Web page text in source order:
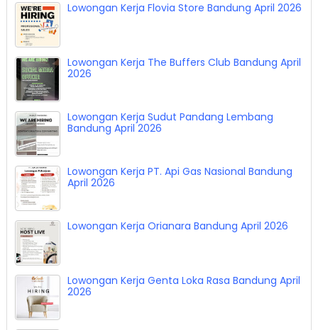
Lowongan Kerja Flovia Store Bandung April 2026
Lowongan Kerja The Buffers Club Bandung April
2026
Lowongan Kerja Sudut Pandang Lembang
Bandung April 2026
Lowongan Kerja PT. Api Gas Nasional Bandung
April 2026
Lowongan Kerja Orianara Bandung April 2026
Lowongan Kerja Genta Loka Rasa Bandung April
2026